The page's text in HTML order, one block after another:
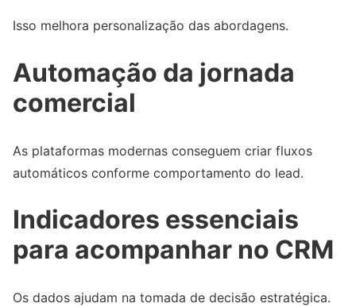
Isso melhora personalização das abordagens.
Automação da jornada
comercial
As plataformas modernas conseguem criar fluxos
automáticos conforme comportamento do lead.
Indicadores essenciais
para acompanhar no CRM
Os dados ajudam na tomada de decisão estratégica.